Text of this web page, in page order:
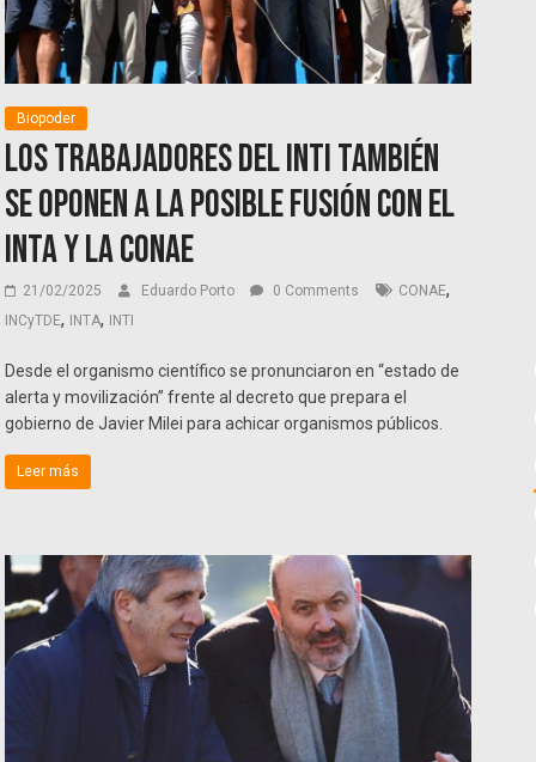
Biopoder
Los trabajadores del INTI también
se oponen a la posible fusión con el
INTA y la CONAE
21/02/2025 Eduardo Porto 0 Comments CONAE,
INCyTDE, INTA, INTI
Desde el organismo científico se pronunciaron en “estado de
alerta y movilización” frente al decreto que prepara el
gobierno de Javier Milei para achicar organismos públicos.
Leer más